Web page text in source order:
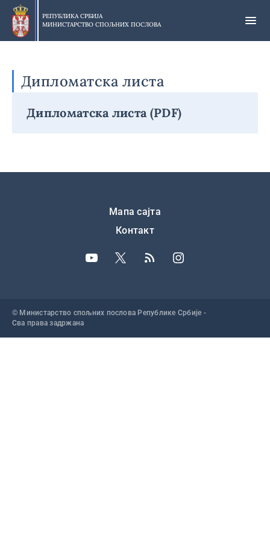
Прескочи
главни
део
РЕПУБЛИКА СРБИЈА
МИНИСТАРСТВО СПОЉНИХ ПОСЛОВА
Дипломатска листа
Дипломатска листа (PDF)
Мапа сајта
Контакт
© Министарство спољних послова Републике Србије -
Сва права задржана